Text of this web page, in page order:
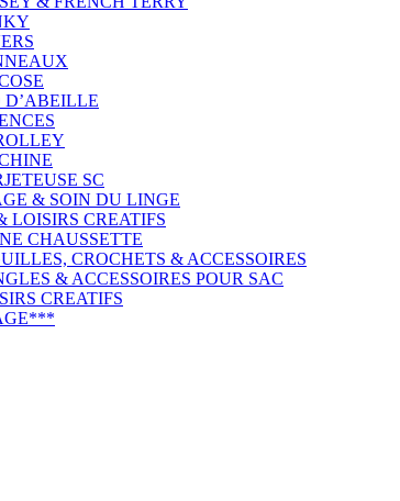
D’ABEILLE
SC
& SOIN DU LINGE
LOISIRS CREATIFS
CHAUSSETTE
CROCHETS & ACCESSOIRES
& ACCESSOIRES POUR SAC
CREATIFS